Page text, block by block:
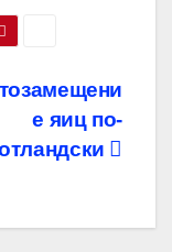
е яиц по-